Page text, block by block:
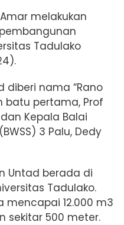
melakukan
Tadulako
diberi nama “Rano
batu pertama, Prof
Kepala Balai
3 Palu, Dedy
Untad berada di
Tadulako.
12.000 m3
sekitar 500 meter.